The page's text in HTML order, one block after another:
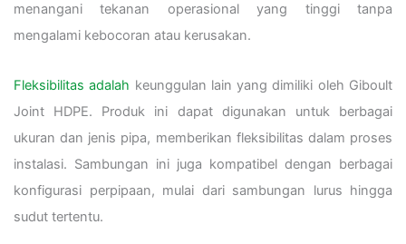
menangani tekanan operasional yang tinggi tanpa
mengalami kebocoran atau kerusakan.
Fleksibilitas adalah keunggulan lain yang dimiliki oleh Giboult
Joint HDPE. Produk ini dapat digunakan untuk berbagai
ukuran dan jenis pipa, memberikan fleksibilitas dalam proses
instalasi. Sambungan ini juga kompatibel dengan berbagai
konfigurasi perpipaan, mulai dari sambungan lurus hingga
sudut tertentu.